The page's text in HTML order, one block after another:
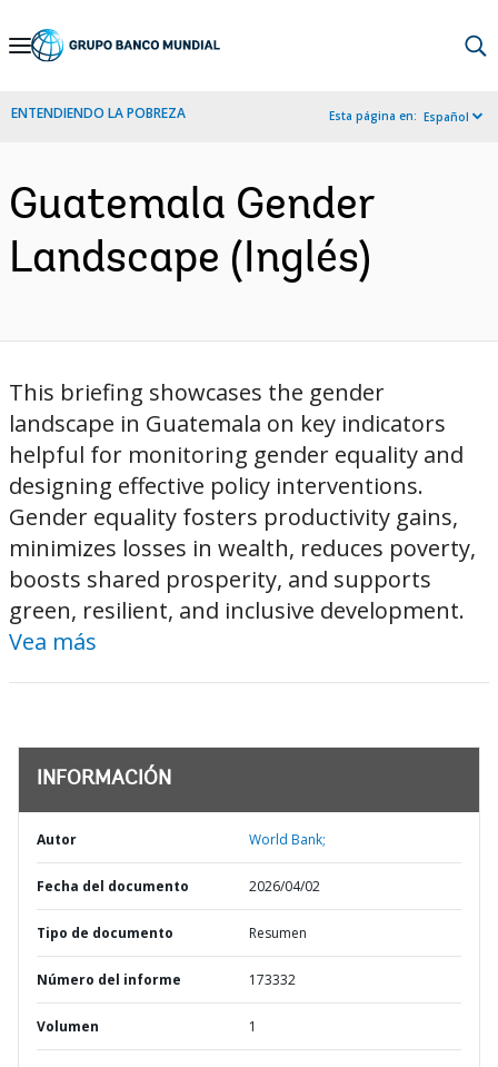
Skip
Navigation
ENTENDIENDO LA POBREZA Esta página en: Español
Guatemala Gender
Landscape (Inglés)
This briefing showcases the gender
landscape in Guatemala on key indicators
helpful for monitoring gender equality and
designing effective policy interventions.
Gender equality fosters productivity gains,
minimizes losses in wealth, reduces poverty,
boosts shared prosperity, and supports
green, resilient, and inclusive development.
Vea más
INFORMACIÓN
Autor World Bank;
Fecha del documento 2026/04/02
Tipo de documento Resumen
Número del informe 173332
Volumen 1